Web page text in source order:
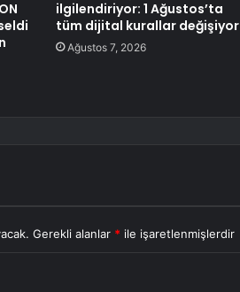
ilgilendiriyor: 1 Ağustos’ta
tüm dijital kurallar değişiyor
Ağustos 7, 2026
Gerekli alanlar * ile işaretlenmişlerdir